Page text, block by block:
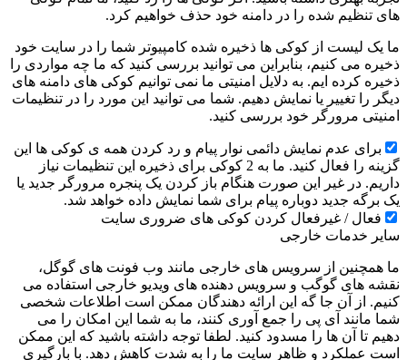
های تنظیم شده را در دامنه خود حذف خواهیم کرد.
ما یک لیست از کوکی ها ذخیره شده کامپیوتر شما را در سایت خود
ذخیره می کنیم، بنابراین می توانید بررسی کنید که ما چه مواردی را
ذخیره کرده ایم. به دلایل امنیتی ما نمی توانیم کوکی های دامنه های
دیگر را تغییر یا نمایش دهیم. شما می توانید این مورد را در تنظیمات
امنیتی مرورگر خود بررسی کنید.
برای عدم نمایش دائمی نوار پیام و رد کردن همه ی کوکی ها این
گزینه را فعال کنید. ما به 2 کوکی برای ذخیره این تنظیمات نیاز
داریم. در غیر این صورت هنگام باز کردن یک پنجره مرورگر جدید یا
یک برگه جدید دوباره پیام برای شما نمایش داده خواهد شد.
فعال / غیرفعال کردن کوکی های ضروری سایت
سایر خدمات خارجی
ما همچنین از سرویس های خارجی مانند وب فونت های گوگل،
نقشه های گوگب و سرویس دهنده های ویدیو خارجی استفاده می
کنیم. از آن جا گه این ارائه دهندگان ممکن است اطلاعات شخصی
شما مانند آی پی را جمع آوری کنند، ما به شما این امکان را می
دهیم تا آن ها را مسدود کنید. لطفا توجه داشته باشید که این ممکن
است عملکرد و ظاهر سایت ما را به شدت کاهش دهد. با بارگیری